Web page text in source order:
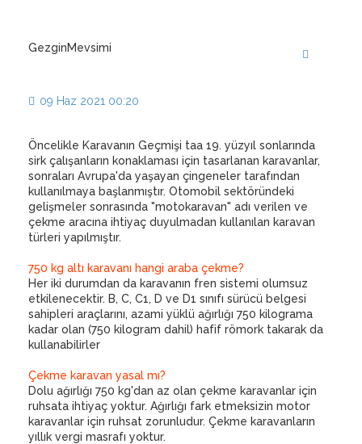
GezginMevsimi
09 Haz 2021 00:20
Öncelikle Karavanın Geçmişi taa 19. yüzyıl sonlarında
sirk çalışanların konaklaması için tasarlanan karavanlar,
sonraları Avrupa'da yaşayan çingeneler tarafından
kullanılmaya başlanmıştır. Otomobil sektöründeki
gelişmeler sonrasında "motokaravan" adı verilen ve
çekme aracına ihtiyaç duyulmadan kullanılan karavan
türleri yapılmıştır.
750 kg altı karavanı hangi araba çekme?
Her iki durumdan da karavanın fren sistemi olumsuz
etkilenecektir. B, C, C1, D ve D1 sınıfı sürücü belgesi
sahipleri araçlarını, azami yüklü ağırlığı 750 kilograma
kadar olan (750 kilogram dahil) hafif römork takarak da
kullanabilirler
Çekme karavan yasal mı?
Dolu ağırlığı 750 kg'dan az olan çekme karavanlar için
ruhsata ihtiyaç yoktur. Ağırlığı fark etmeksizin motor
karavanlar için ruhsat zorunludur. Çekme karavanların
yıllık vergi masrafı yoktur.